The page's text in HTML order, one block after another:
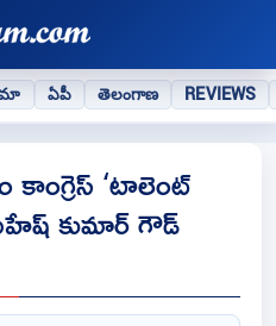
ఏపీ తెలంగాణ REVIEWS
‘టాలెంట్
కుమార్ గౌడ్